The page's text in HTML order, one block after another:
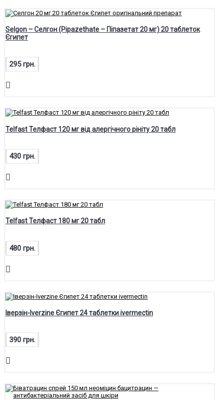
Selgon – Селгон (Pipazethate – Піпазетат 20 мг) 20 таблеток
Єгипет
295 грн.
Telfast Телфаст 120 мг від алергічного рініту 20 табл
430 грн.
Telfast Телфаст 180 мг 20 табл
480 грн.
Іверзін-Iverzine Єгипет 24 таблетки ivermectin
390 грн.